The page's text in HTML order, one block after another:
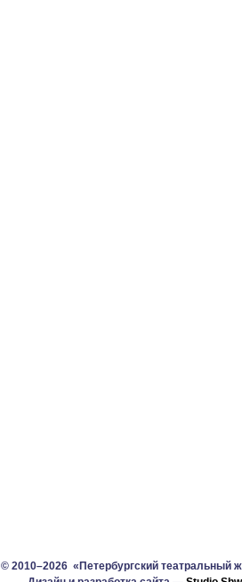
© 2010–2026 «Петербургский театральный